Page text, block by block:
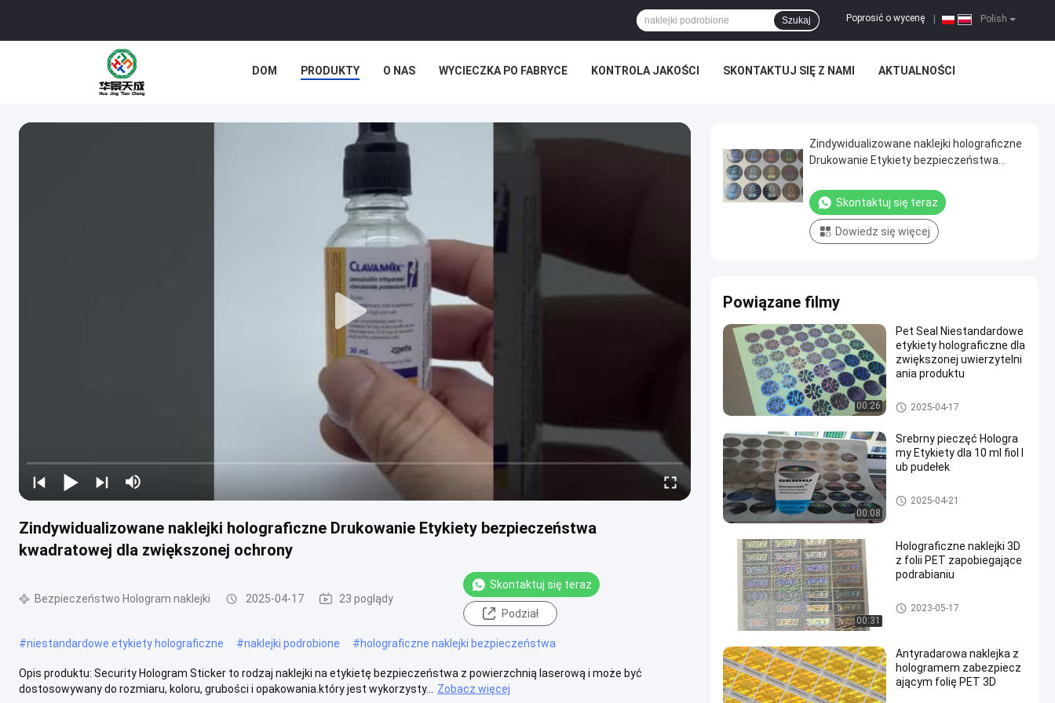
Polish
Poprosić o wycenę
Szukaj
DOM PRODUKTY O NAS WYCIECZKA PO FABRYCE KONTROLA JAKOŚCI SKONTAKTUJ SIĘ Z NAMI AKTUALNOŚCI
Zindywidualizowane naklejki holograficzne Drukowanie Etykiety bezpieczeństwa
kwadratowej dla zwiększonej ochrony
Bezpieczeństwo Hologram naklejki 2025-04-17 23 poglądy
Skontaktuj się teraz
Podział
#niestandardowe etykiety holograficzne #naklejki podrobione #holograficzne naklejki bezpieczeństwa
Opis produktu: Security Hologram Sticker to rodzaj naklejki na etykietę bezpieczeństwa z powierzchnią laserową i może być
dostosowywany do rozmiaru, koloru, grubości i opakowania.który jest wykorzysty...
Zobacz więcej
Zindywidualizowane naklejki holograficzne
Drukowanie Etykiety bezpieczeństwa
Skontaktuj się teraz
Dowiedz się więcej
Powiązane filmy
00:26
Pet Seal Niestandardowe
etykiety holograficzne dla
zwiększonej uwierzytelni
ania produktu
Bezpieczeństwo Hologram na
klejki
2025-04-17
00:08
Srebrny pieczęć Hologra
my Etykiety dla 10 ml fiol l
ub pudełek
Bezpieczeństwo Hologram na
klejki
2025-04-21
00:31
Holograficzne naklejki 3D
z folii PET zapobiegające
podrabianiu
Bezpieczeństwo Hologram na
klejki
2023-05-17
Antyradarowa naklejka z
hologramem zabezpiecz
ającym folię PET 3D